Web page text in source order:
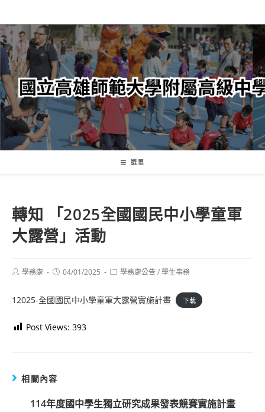
轉
至
主
內
容
選單
轉知 「2025全國國民中小學童軍
大露營」活動
Post學務處
Post04/01/2025
Post學務處公告/學生事務
12025-全國國民中小學童軍大露營實施計畫 下載
Post Views: 393
相關內容
114年度國中學生獨立研究成果發表競賽實施計畫